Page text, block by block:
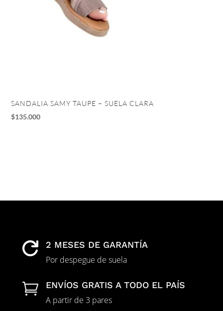
SANDALIA SAMY TAUPE – SUELA CLARA
$135.000
 2 MESES DE GARANTÍA
Por despegue de suela
 ENVÍOS GRATIS A TODO EL PAÍS
A partir de 3 pares